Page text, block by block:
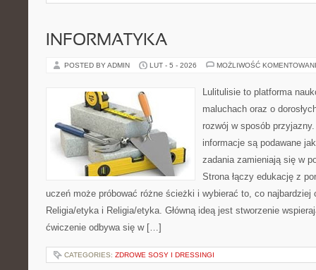
INFORMATYKA
POSTED BY ADMIN LUT - 5 - 2026 MOŻLIWOŚĆ
Lulitulisie to platforma
maluchach oraz o
rozwój w sposób
informacje są podawane
zadania zamieniają się w
Strona łączy edukację z
uczeń może próbować różne ścieżki i wybierać to, co najbardziej
Religia/etyka i Religia/etyka. Główną ideą jest stworzenie
ćwiczenie odbywa się w […]
CATEGORIES: ZDROWE SOSY I DRESSINGI